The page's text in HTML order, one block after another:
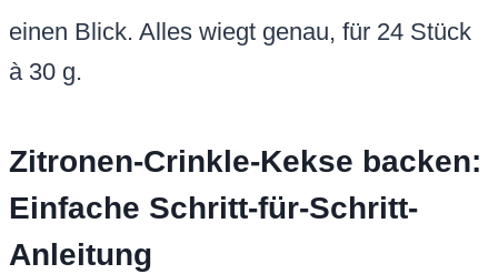
einen Blick. Alles wiegt genau, für 24 Stück
à 30 g.
Zitronen-Crinkle-Kekse backen:
Einfache Schritt-für-Schritt-
Anleitung